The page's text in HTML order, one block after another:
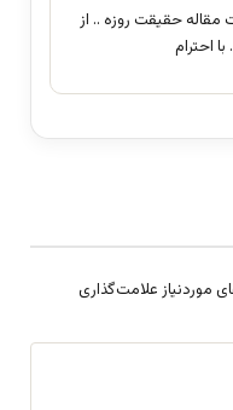
مقاله حقیقت روزه .. از
احترام
موردنیاز علامت‌گذاری